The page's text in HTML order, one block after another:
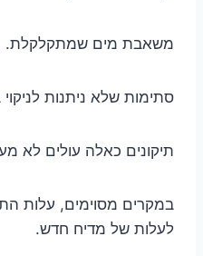
משאבת מים שמתקלקלת.
סתימות שלא ניתנות
תיקונים כאלה עולים לא
במקרים מסוימים, עלות
לעלות של מדיח חדש.